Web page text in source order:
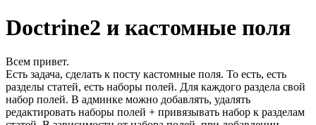
Doctrine2 и кастомные поля
Всем привет.
Есть задача, сделать к посту кастомные поля. То есть, есть
разделы статей, есть наборы полей. Для каждого раздела свой
набор полей. В админке можно добавлять, удалять
редактировать наборы полей + привязывать набор к разделам